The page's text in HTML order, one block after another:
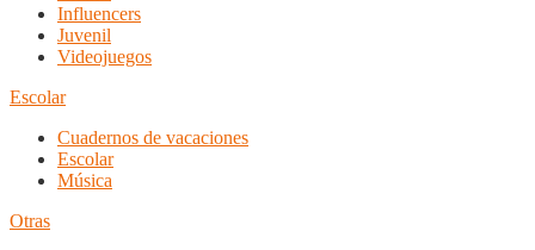
Influencers
Juvenil
Videojuegos
Escolar
Cuadernos de vacaciones
Escolar
Música
Otras